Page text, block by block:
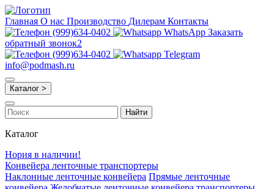
Главная О нас Производство Дилерам Контакты
(999)634-0402
WhatsApp Заказать
обратный звонок2
(999)634-0402
Telegram
info@podmash.ru
Каталог >
Найти
Каталог
Нория в наличии!
Конвейера ленточные транспортеры
Наклонные ленточные конвейера Прямые ленточные